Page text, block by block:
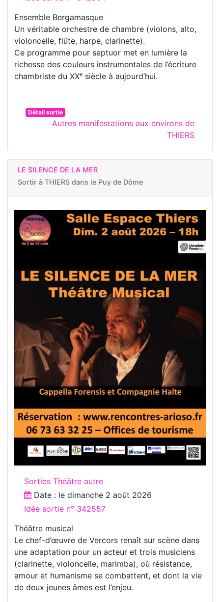
Ensemble Bergamasque
Un véritable orchestre de chambre (violons, alto,
violoncelle, flûte, harpe, clarinette).
Ce programme pour septuor met en lumière la
richesse des couleurs instrumentales de l’écriture
chambriste du XXᵉ siècle à aujourd’hui.
Détail sortie
Autres manifestations aux environs de
THIERS
LE SILENCE DE LA MER
Sortir à THIERS dans le Puy de Dôme
Sorties Théâtre autre
Date : le dimanche 2 août 2026
Idée sortie n° 342557
Théâtre musical
Le chef-d’œuvre de Vercors renaît sur scène dans
une adaptation pour un acteur et trois musiciens
(clarinette, violoncelle, marimba), où résistance,
amour et humanisme se combattent, et dont la vie
de deux jeunes âmes est l’enjeu.